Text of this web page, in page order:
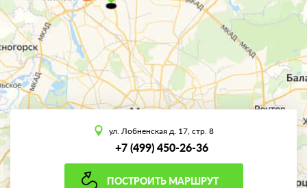
ул. Лобненская д. 17, стр. 8
+7 (499) 450-26-36
ПОСТРОИТЬ МАРШРУТ